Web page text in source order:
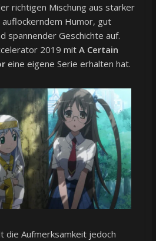
richtigen Mischung aus starker
Humor, gut
spannender Geschichte auf.
2019 mit A Certain
eine eigene Serie erhalten hat.
die Aufmerksamkeit jedoch